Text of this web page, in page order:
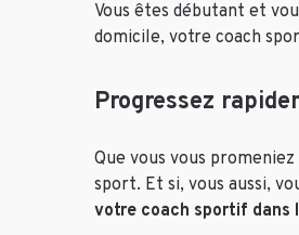
Vous êtes débutant et
domicile, votre coach
Progressez
Que vous vous
sport. Et si, vous aussi,
votre coach sportif dans